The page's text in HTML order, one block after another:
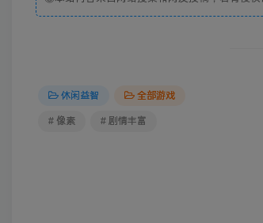
休闲益智 全部游戏
# 像素 # 剧情丰富